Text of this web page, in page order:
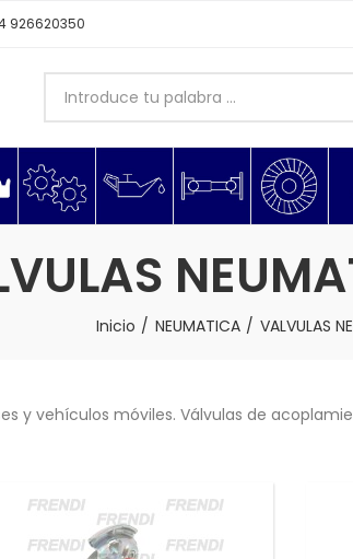
926620350
Inicio NEUMATICA VALVULAS
y vehículos móviles. Válvulas de